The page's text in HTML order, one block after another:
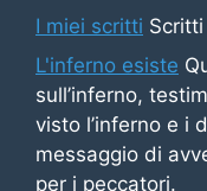
I miei scritti
L'inferno esiste
sull’inferno,
visto l’inferno e i
messaggio di
per i peccatori.